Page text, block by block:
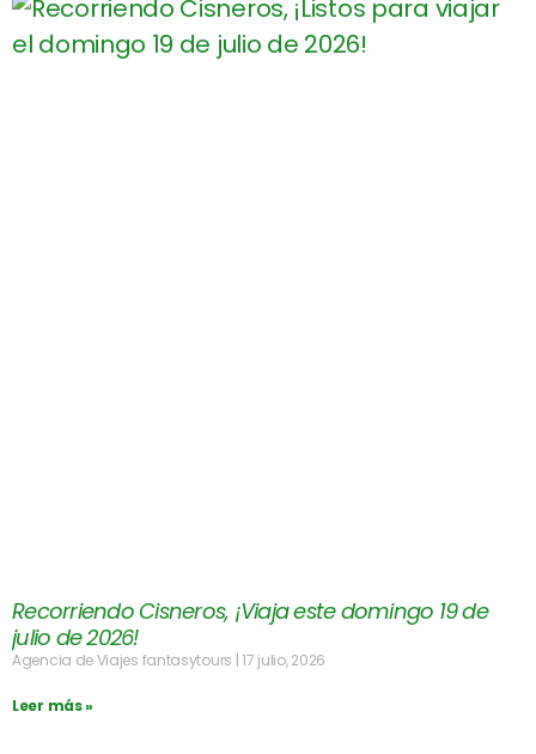
Recorriendo Cisneros, ¡Viaja este domingo 19 de
julio de 2026!
Agencia de Viajes fantasytours 17 julio, 2026
Leer más »